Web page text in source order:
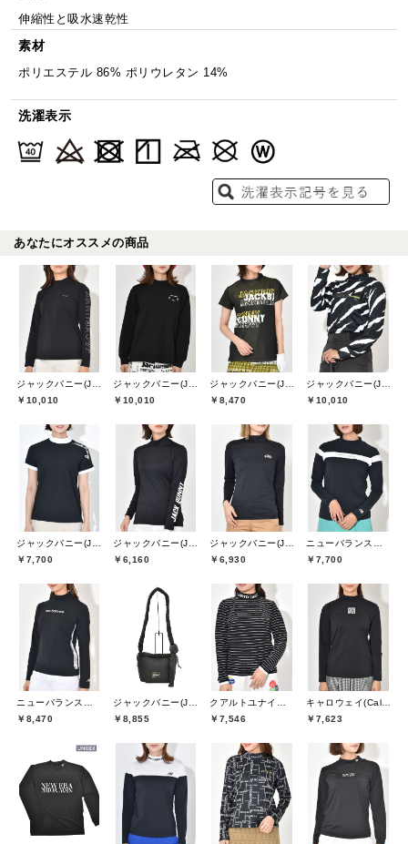
伸縮性と吸水速乾性
素材
ポリエステル 86% ポリウレタン 14%
洗濯表示
あなたにオススメの商品
￥10,010
￥10,010
￥8,470
￥10,010
￥7,700
￥6,160
￥6,930
￥7,700
￥8,470
￥8,855
￥7,546
￥7,623